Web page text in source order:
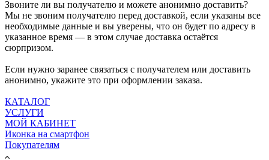
Звоните ли вы получателю и можете анонимно доставить?
Мы не звоним получателю перед доставкой, если указаны все
необходимые данные и вы уверены, что он будет по адресу в
указанное время — в этом случае доставка остаётся
сюрпризом.
Если нужно заранее связаться с получателем или доставить
анонимно, укажите это при оформлении заказа.
КАТАЛОГ
УСЛУГИ
МОЙ КАБИНЕТ
Иконка на смартфон
Покупателям